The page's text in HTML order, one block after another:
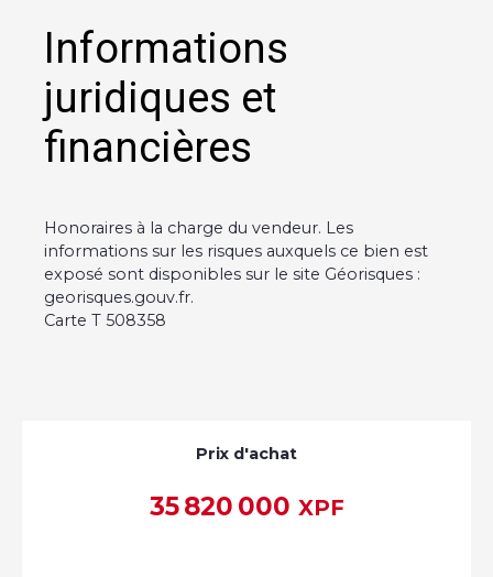
Informations
juridiques et
financières
Honoraires à la charge du vendeur. Les
informations sur les risques auxquels ce bien est
exposé sont disponibles sur le site Géorisques :
georisques.gouv.fr.
Carte T 508358
Prix d'achat
35 820 000 XPF